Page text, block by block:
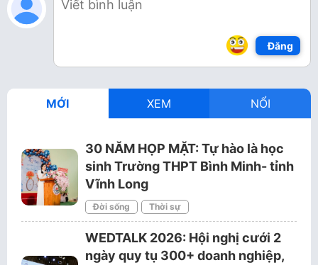
Đăng
MỚI XEM NỔI
30 NĂM HỌP MẶT: Tự hào là học
sinh Trường THPT Bình Minh- tỉnh
Vĩnh Long
Đời sống Thời sự
WEDTALK 2026: Hội nghị cưới 2
ngày quy tụ 300+ doanh nghiệp,